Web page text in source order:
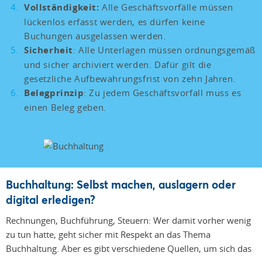
Vollständigkeit: Alle Geschäftsvorfälle müssen
lückenlos erfasst werden, es dürfen keine
Buchungen ausgelassen werden.
Sicherheit: Alle Unterlagen müssen ordnungsgemäß
und sicher archiviert werden. Dafür gilt die
gesetzliche Aufbewahrungsfrist von zehn Jahren.
Belegprinzip: Zu jedem Geschäftsvorfall muss es
einen Beleg geben.
Buchhaltung: Selbst machen, auslagern oder
digital erledigen?
Rechnungen, Buchführung, Steuern: Wer damit vorher wenig
zu tun hatte, geht sicher mit Respekt an das Thema
Buchhaltung. Aber es gibt verschiedene Quellen, um sich das